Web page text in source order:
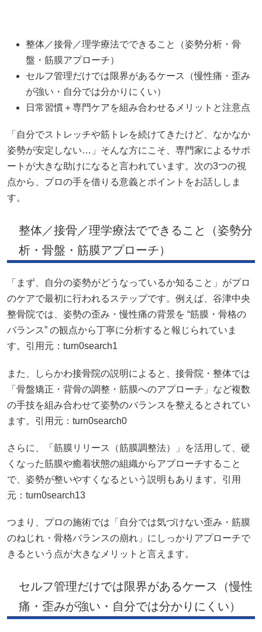
整体／接骨／理学療法でできること（姿勢分析・骨
盤・筋膜アプローチ）
セルフ管理だけでは限界があるケース（慢性痛・歪み
が強い・自分では分かりにくい）
日常習慣＋専門ケアを組み合わせるメリットと注意点
「自分でストレッチや筋トレを続けてきたけど、なかなか
姿勢が安定しない…」そんな方にこそ、専門家によるサポ
ートが大きな助けになると言われています。次の3つの視
点から、プロの手を借りる意義とポイントをお話ししま
す。
整体／接骨／理学療法でできること（姿勢分
析・骨盤・筋膜アプローチ）
「まず、自分の姿勢がどうなっているか知ること」がプロ
のケアで最初に行われるステップです。例えば、谷津中央
整骨院では、姿勢の歪み・慢性痛の背景を “筋膜・骨格の
バランス” の観点から丁寧に分析すると報じられていま
す。引用元：turn0search1
また、しらかわ接骨院の説明によると、接骨院・整体では
「骨盤矯正・背骨の調整・筋膜へのアプローチ」など複数
の手技を組み合わせて姿勢のバランスを整えるとされてい
ます。引用元：turn0search0
さらに、「筋膜リリース（筋膜調整法）」を活用して、硬
くなった筋膜や癒着状態の組織からアプローチすること
で、姿勢が整いやすくなるという説明もあります。引用
元：turn0search13
つまり、プロの施術では「自分では気づけない歪み・筋膜
のねじれ・骨格バランスの崩れ」にしっかりアプローチで
きるという点が大きなメリットと言えます。
セルフ管理だけでは限界があるケース（慢性
痛・歪みが強い・自分では分かりにくい）